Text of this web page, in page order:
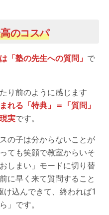
のコスパ
「塾の先生への質問」 で
り前のように感じます
れる「特典」＝「質問」
実です。
の子は分からないことが
ても笑顔で教室からいそ
しまい」モードに切り替
に早く来て質問すること
込んできて、終われば1
」です。